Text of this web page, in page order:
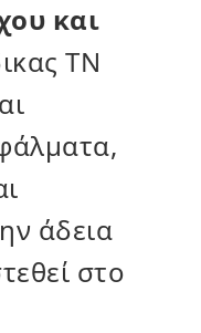
και
ΤΝ
άδεια
στο